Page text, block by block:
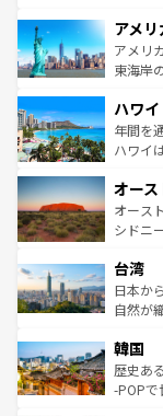
ンツ一
の建物
博物館
ことが
ば市内交
着のス
アメリ
アメリ
東海岸
のよう
ンメン
西部に
部のニ
文化が
しみな
ならではの
情報は
ハワイ
年間を
ハワイ
ワイ島
島だが
おすす
れるお
人々、
ク、伝
ワイを、存分
はコン
オー
オース
シドニ
リアリ
ク）、
ど、見
いる。
ビング
い。オ
台湾
日本か
自然が
ン）、
と山間
驚きを
韓国
歴史あ
-POPで